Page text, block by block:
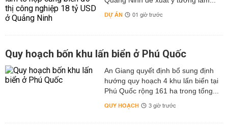
DỰ ÁN 01 giờ trước
Quy hoạch bốn khu lấn biển ở Phú Quốc
An Giang quyết định bổ sung định
hướng quy hoạch 4 khu lấn biển tại
Phú Quốc rộng 161 ha trong tổng...
QUY HOẠCH 3 giờ trước